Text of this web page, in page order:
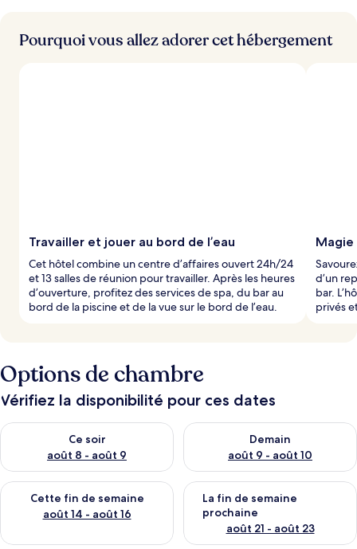
Pourquoi vous allez adorer cet hébergement
Travailler et jouer au bord de l’eau
Cet hôtel combine un centre d’affaires ouvert 24h/24
et 13 salles de réunion pour travailler. Après les heures
d’ouverture, profitez des services de spa, du bar au
bord de la piscine et de la vue sur le bord de l’eau.
Magie
d’un
bar.
privés
Options de chambre
Vérifiez la disponibilité pour ces dates
Ce soir
août 8 - août 9
Vérifier la disponibilité pour ce soir août 8 - août 9
Demain
août 9 - août 10
Vérifier la disponibilité pour
Cette fin de semaine
août 14 - août 16
Vérifier la disponibilité pour cette fin de semaine août 14 -
La fin de semaine
prochaine
août 21 - août 23
Vérifier la disponibilité pour